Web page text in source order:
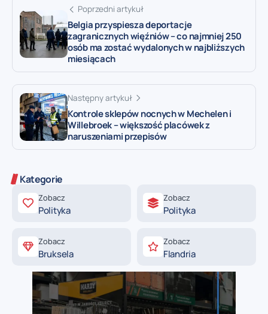
Poprzedni artykuł
Belgia przyspiesza deportacje
zagranicznych więźniów – co najmniej 250
osób ma zostać wydalonych w najbliższych
miesiącach
Następny artykuł
Kontrole sklepów nocnych w Mechelen i
Willebroek – większość placówek z
naruszeniami przepisów
Kategorie
Zobacz
Polityka
Zobacz
Polityka
Zobacz
Bruksela
Zobacz
Flandria